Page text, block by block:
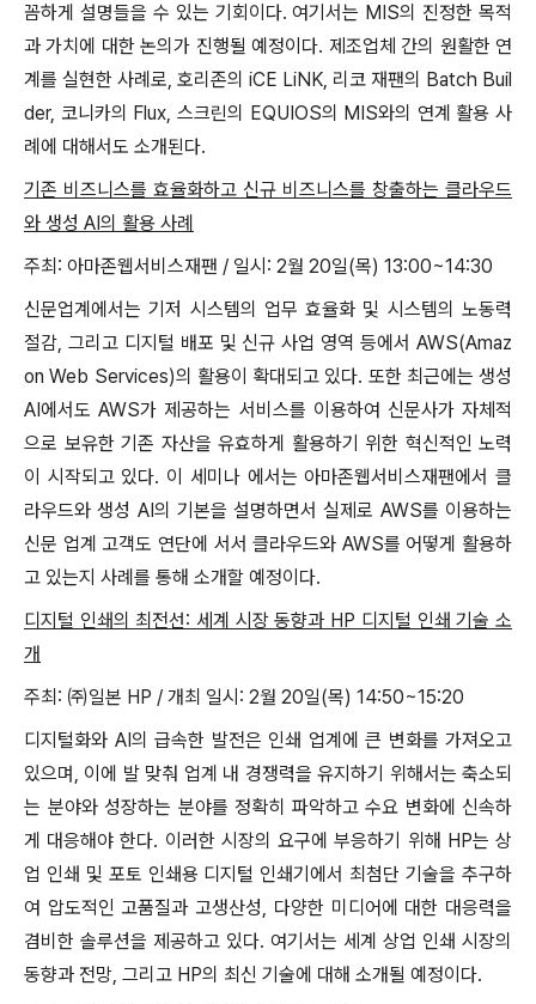
꼼하게 설명들을 수 있는 기회이다. 여기서는 MIS의 진정한 목적
과 가치에 대한 논의가 진행될 예정이다. 제조업체 간의 원활한 연
계를 실현한 사례로, 호리존의 iCE LiNK, 리코 재팬의 Batch Buil
der, 코니카의 Flux, 스크린의 EQUIOS의 MIS와의 연계 활용 사
례에 대해서도 소개된다.
기존 비즈니스를 효율화하고 신규 비즈니스를 창출하는 클라우드
와 생성 AI의 활용 사례
주최: 아마존웹서비스재팬 / 일시: 2월 20일(목) 13:00~14:30
신문업계에서는 기저 시스템의 업무 효율화 및 시스템의 노동력
절감, 그리고 디지털 배포 및 신규 사업 영역 등에서 AWS(Amaz
on Web Services)의 활용이 확대되고 있다. 또한 최근에는 생성
AI에서도 AWS가 제공하는 서비스를 이용하여 신문사가 자체적
으로 보유한 기존 자산을 유효하게 활용하기 위한 혁신적인 노력
이 시작되고 있다. 이 세미나 에서는 아마존웹서비스재팬에서 클
라우드와 생성 AI의 기본을 설명하면서 실제로 AWS를 이용하는
신문 업계 고객도 연단에 서서 클라우드와 AWS를 어떻게 활용하
고 있는지 사례를 통해 소개할 예정이다.
디지털 인쇄의 최전선: 세계 시장 동향과 HP 디지털 인쇄 기술 소
개
주최: ㈜일본 HP / 개최 일시: 2월 20일(목) 14:50~15:20
디지털화와 AI의 급속한 발전은 인쇄 업계에 큰 변화를 가져오고
있으며, 이에 발 맞춰 업계 내 경쟁력을 유지하기 위해서는 축소되
는 분야와 성장하는 분야를 정확히 파악하고 수요 변화에 신속하
게 대응해야 한다. 이러한 시장의 요구에 부응하기 위해 HP는 상
업 인쇄 및 포토 인쇄용 디지털 인쇄기에서 최첨단 기술을 추구하
여 압도적인 고품질과 고생산성, 다양한 미디어에 대한 대응력을
겸비한 솔루션을 제공하고 있다. 여기서는 세계 상업 인쇄 시장의
동향과 전망, 그리고 HP의 최신 기술에 대해 소개될 예정이다.